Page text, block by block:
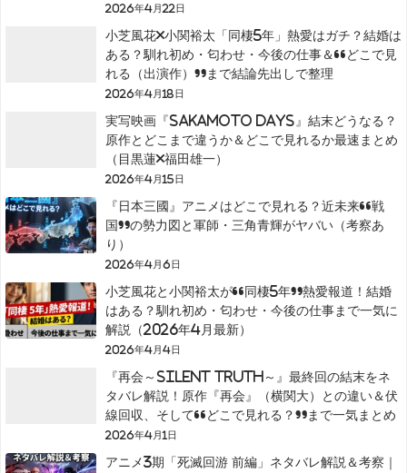
2026年4月22日
小芝風花×小関裕太「同棲5年」熱愛はガチ？結婚は
ある？馴れ初め・匂わせ・今後の仕事＆“どこで見
れる（出演作）”まで結論先出しで整理
2026年4月18日
実写映画『SAKAMOTO DAYS』結末どうなる？
原作とどこまで違うか＆どこで見れるか最速まとめ
（目黒蓮×福田雄一）
2026年4月15日
『日本三國』アニメはどこで見れる？近未来“戦
国”の勢力図と軍師・三角青輝がヤバい（考察あ
り）
2026年4月6日
小芝風花と小関裕太が“同棲5年”熱愛報道！結婚
はある？馴れ初め・匂わせ・今後の仕事まで一気に
解説（2026年4月最新）
2026年4月4日
『再会～Silent Truth～』最終回の結末をネ
タバレ解説！原作『再会』（横関大）との違い＆伏
線回収、そして“どこで見れる？”まで一気まとめ
2026年4月1日
アニメ3期「死滅回游 前編」ネタバレ解説＆考察｜